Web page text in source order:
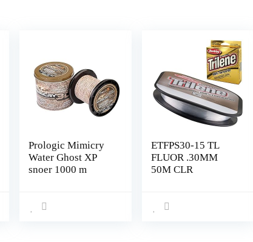
Prologic Mimicry
Water Ghost XP
snoer 1000 m
ETFPS30-15 TL
FLUOR .30MM
50M CLR